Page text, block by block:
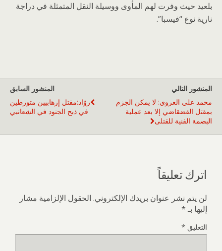
بلعيد حيث وفرت لهم المأوى ووسيلة النقل المتمثلة في دراجة
نارية نوع “فيسبا”.
المنشور السابق
روّاد:مقتل إرهابيين متورطين
في ذبح الجنود في الشعانبي
المنشور التالي
محمد علي العروي: لا يمكن الجزم
بمقتل القضقاضي إلا بعد عملية
البصمة الفنية للقتلى
اترك تعليقاً
لن يتم نشر عنوان بريدك الإلكتروني. الحقول الإلزامية مشار
إليها بـ*
التعليق *